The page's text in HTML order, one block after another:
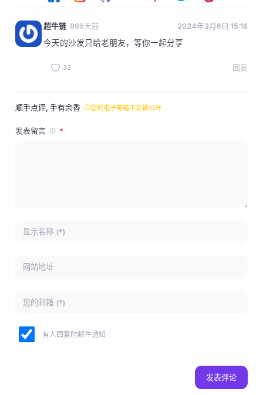
超牛链 886天前 2024年3月6日 15:16
今天的沙发只给老朋友，等你一起分享
32 回复
顺手点评, 手有余香 您的电子邮箱不会被公开
发表留言
有人回复时邮件通知
发表评论